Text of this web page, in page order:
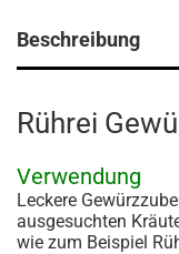
Beschreibung
Rührei
Verwendung
Leckere
ausgesuchten
wie zum Beispiel